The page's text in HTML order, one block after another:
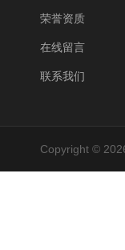
荣誉资质
在线留言
联系我们
Copyright ©